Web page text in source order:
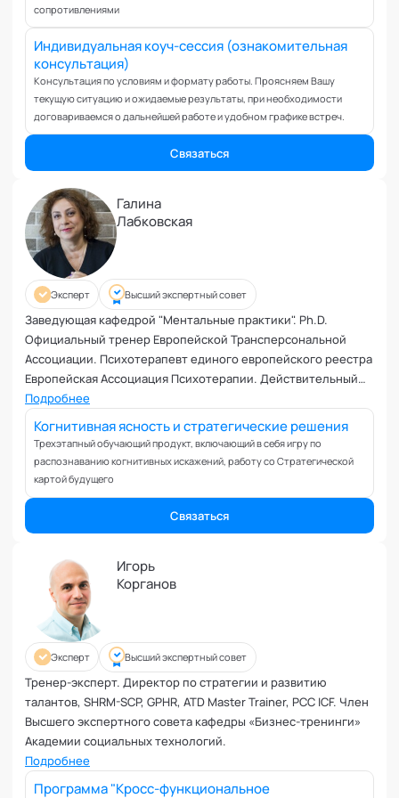
Возрастные кризисы
Воспитание
Депрессия
Долголетие и качество жизни
Дыхательные практики
Иммунитет
Карьерная стратегия
Клиентский менеджмент
Когнитивные способности
Командное лидерство
Коммуникационная стратегия
Коммуникация в команде
Корпоративная антропология
Корпоративная культура и этика
Коучинг руководителей
Кризисы
Маркетинговые и PR коммуникации
Международные коммуникации
Межличностные конфликты
Невроз
Обучение и образовательные программы
Организация и проведение переговоров
Оргконсультирование
Осознанность
Отношения в паре
Отношения с родителями
сопротивлениями
Индивидуальная коуч-сессия (ознакомительная
консультация)
Консультация по условиям и формату работы. Проясняем Вашу
текущую ситуацию и ожидаемые результаты, при необходимости
договариваемся о дальнейшей работе и удобном графике встреч.
Связаться
Галина
Лабковская
Эксперт Высший экспертный совет
Заведующая кафедрой "Ментальные практики". Ph.D.
Официальный тренер Европейской Трансперсональной
Ассоциации. Психотерапевт единого европейского реестра
Европейская Ассоциация Психотерапии. Действительный
член Профессиональной Психотерапевтической Лиги.
Соучредитель и руководитель обучающих программ Центра
Интегральной психологии "Librum"s" (Рига, Латвия). Член
Высшего экспертного совета кафедры "Трансперсональная
психология"
Подробнее
Когнитивная ясность и стратегические решения
Трехэтапный обучающий продукт, включающий в себя игру по
распознаванию когнитивных искажений, работу со Стратегической
картой будущего
Связаться
Игорь
Корганов
Эксперт Высший экспертный совет
Тренер-эксперт. Директор по стратегии и развитию
талантов, SHRM-SCP, GPHR, ATD Master Trainer, PCC ICF. Член
Высшего экспертного совета кафедры «Бизнес-тренинги»
Академии социальных технологий.
Подробнее
Программа "Кросс-функциональное